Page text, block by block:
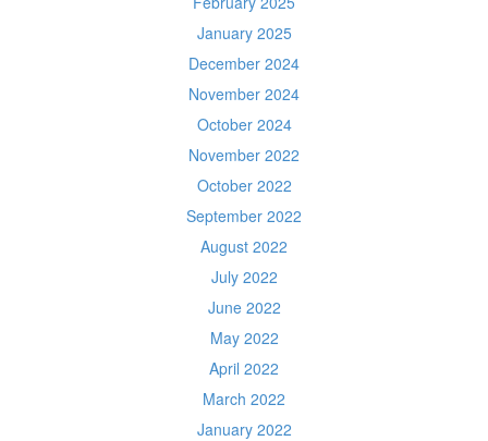
January 2025
December 2024
November 2024
October 2024
November 2022
October 2022
September 2022
August 2022
July 2022
June 2022
May 2022
April 2022
March 2022
January 2022